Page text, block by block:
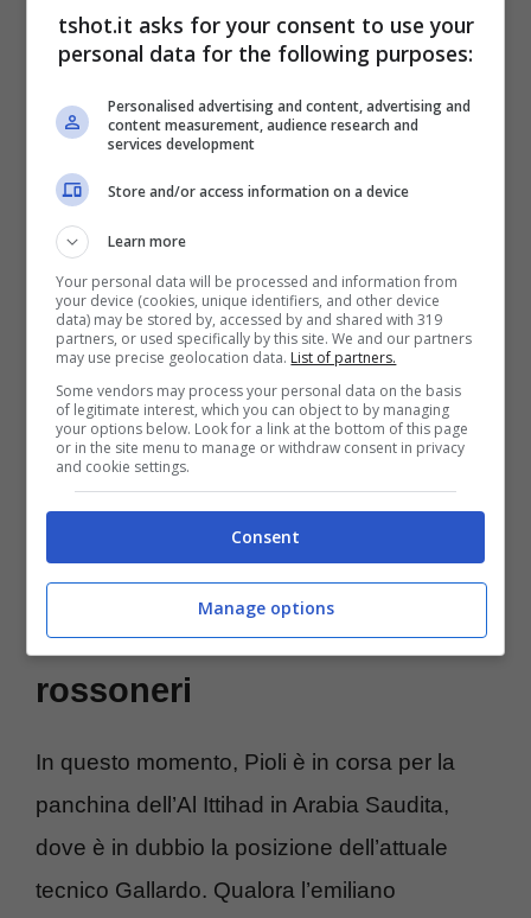
step ultimo per giungere ai massimi livelli, ma
di certo visibile rispetto ai primi tempi da
giovanissimo in rossonero. Pioli si è posto
come una sorta di mentore nei confronti del
portoghese, che ha più volte sottolineato
come
capirlo e valorizzarlo
. Una coppia che, a
sorpresa, potrebbe già ricomporsi. Pioli si
guarda attorno per una nuova panchina e
con il suo nuovo clubla prima richiesta
sarebbe proprio Leao.
Milan, Pioli vuole Leao:
cifra shock, doppio
sostituto da urlo per i
rossoneri
In questo momento, Pioli è in corsa per la
panchina dell’Al Ittihad in Arabia Saudita,
dove è in dubbio la posizione dell’attuale
tecnico Gallardo. Qualora l’emiliano
tshot.it asks for your consent to use your
personal data for the following purposes:
Personalised advertising and content, advertising and
content measurement, audience research and
services development
Store and/or access information on a device
Learn more
Your personal data will be processed and information from
your device (cookies, unique identifiers, and other device
data) may be stored by, accessed by and shared with 319
partners, or used specifically by this site. We and our partners
may use precise geolocation data. List of partners.
Some vendors may process your personal data on the basis
of legitimate interest, which you can object to by managing
your options below. Look for a link at the bottom of this page
or in the site menu to manage or withdraw consent in privacy
and cookie settings.
Consent
Manage options